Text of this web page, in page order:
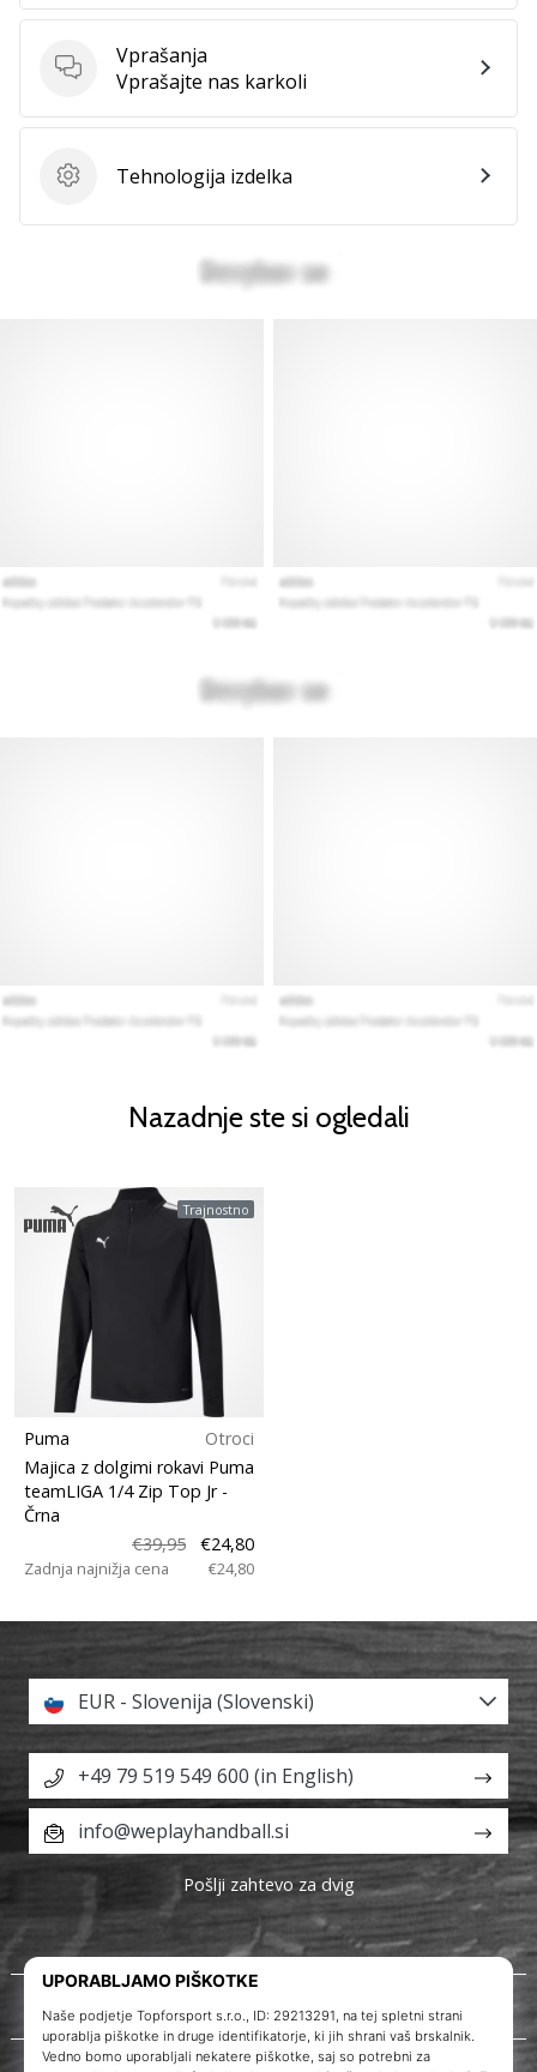
Vprašanja
Vprašanja
Vprašajte nas karkoli
Tehnologija izdelka
Tehnologija izdelka
Nazadnje ste si ogledali
Trajnostno
Puma
Otroci
Majica z dolgimi rokavi Puma
teamLIGA 1/4 Zip Top Jr -
Črna
€39,95
€24,80
Zadnja najnižja cena €24,80
O nas
EUR - Slovenija (Slovenski)
+49 79 519 549 600 (in English)
info@weplayhandball.si
Pošlji zahtevo za dvig